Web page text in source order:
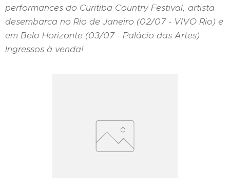
performances do Curitiba Country Festival, artista
desembarca no Rio de Janeiro (02/07 - VIVO Rio) e
em Belo Horizonte (03/07 - Palácio das Artes)
Ingressos à venda!